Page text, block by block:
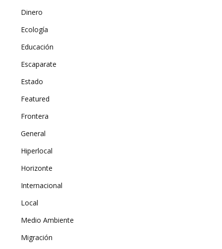
Dinero
Ecología
Educación
Escaparate
Estado
Featured
Frontera
General
Hiperlocal
Horizonte
Internacional
Local
Medio Ambiente
Migración